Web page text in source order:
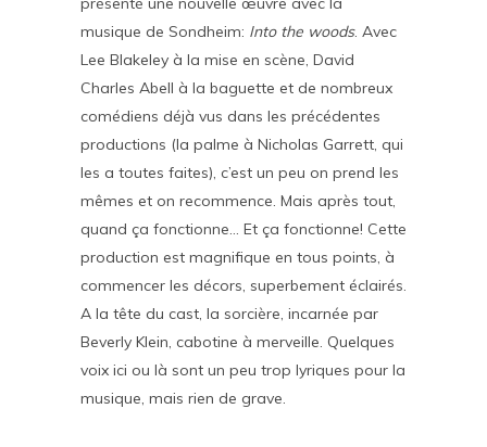
musique de Sondheim: Into the woods. Avec
Lee Blakeley à la mise en scène, David
Charles Abell à la baguette et de nombreux
comédiens déjà vus dans les précédentes
productions (la palme à Nicholas Garrett, qui
les a toutes faites), c’est un peu on prend les
mêmes et on recommence. Mais après tout,
quand ça fonctionne… Et ça fonctionne! Cette
production est magnifique en tous points, à
commencer les décors, superbement éclairés.
A la tête du cast, la sorcière, incarnée par
Beverly Klein, cabotine à merveille. Quelques
voix ici ou là sont un peu trop lyriques pour la
musique, mais rien de grave.